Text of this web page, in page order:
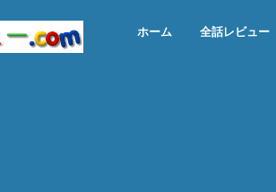
ホーム 全話レビュー